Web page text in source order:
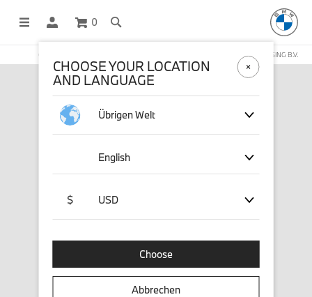
0
OFFICIAL BMW LIFESTYLE SHOP OPERATED BY STICHD SPORTMERCHANDISING B.V.
CHOOSE YOUR LOCATION
AND LANGUAGE
Übrigen Welt
English
$ USD
Choose
Abbrechen